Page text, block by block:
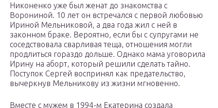
Никоненко уже был женат до знакомства с
Ворониной. 10 лет он встречался с первой любовью
Ириной Мельниковой, а два года жил с ней в
законном браке. Вероятно, если бы с супругами не
соседствовала сварливая теща, отношения могли
продлиться гораздо дольше. Однако мама уговорила
Ирину на аборт, который решили сделать тайно.
Поступок Сергей воспринял как предательство,
вычеркнув Мельникову из жизни мгновенно.
Вместе с мужем в 1994-м Екатерина создала